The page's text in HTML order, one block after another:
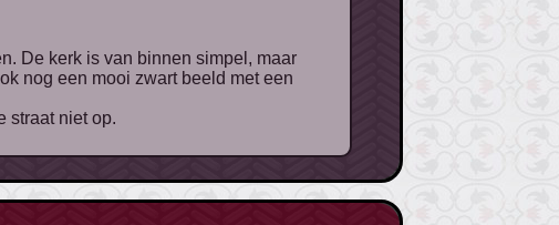
nog een mooi zwart beeld met een
straat niet op.